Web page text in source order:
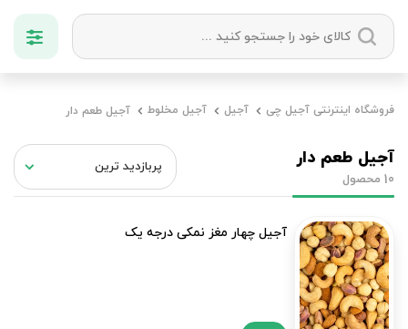
خشکبار
فروشگاه اینترنتی آجیل چی آجیل آجیل مخلوط آجیل طعم دار
آجیل طعم دار
10 محصول
آجیل چهار مغز نمکی درجه یک